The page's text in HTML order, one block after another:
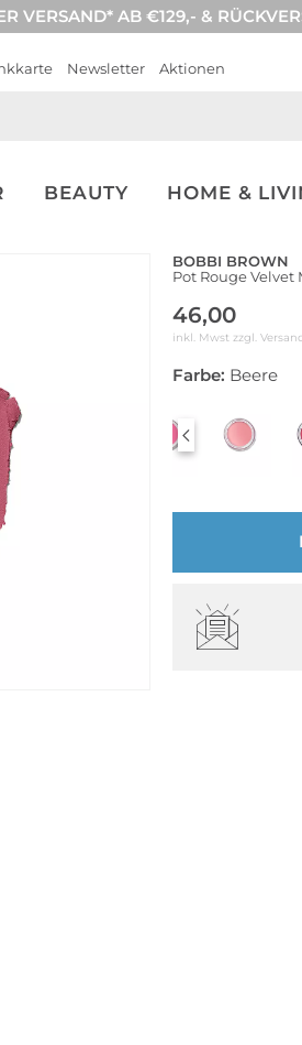
VERSAND* AB €129,- &
Newsletter Aktionen
BEAUTY HOME &
BOBBI BROWN
Pot Rouge Velvet
46,00
inkl. Mwst zzgl.
Farbe: Beere